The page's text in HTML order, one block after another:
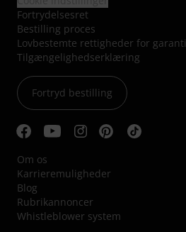
Fortrydelsesret
Bestilling proces
Lovbestemte rettigheder for garanti
Tilgængelighedserklæring
Fortryd bestilling
Om os
Karrieremuligheder
Blog
Rubrikannoncer
Whistleblower system